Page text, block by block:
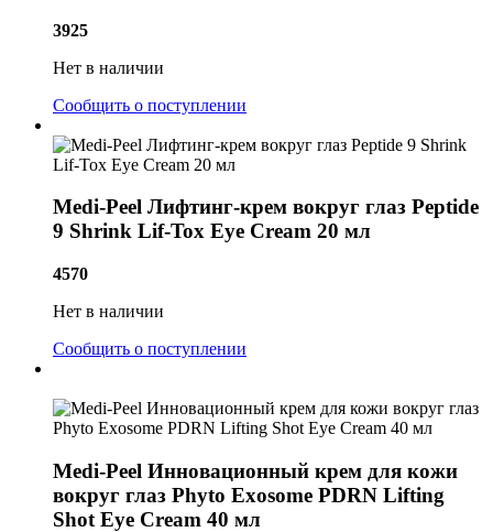
3925
Нет в наличии
Сообщить о поступлении
Medi-Peel Лифтинг-крем вокруг глаз Peptide
9 Shrink Lif-Tox Eye Cream 20 мл
4570
Нет в наличии
Сообщить о поступлении
Medi-Peel Инновационный крем для кожи
вокруг глаз Phyto Exosome PDRN Lifting
Shot Eye Cream 40 мл